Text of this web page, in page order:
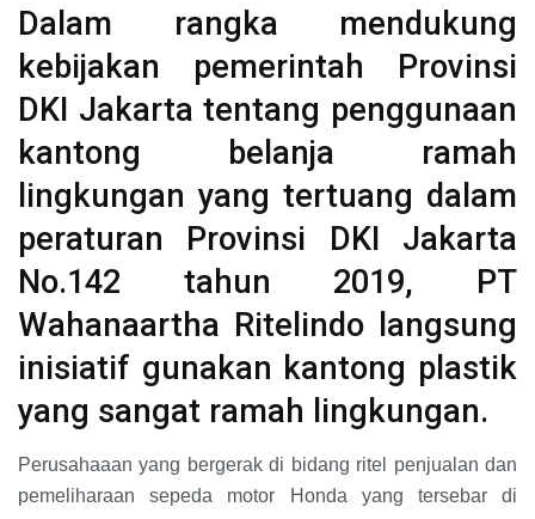
Dalam rangka mendukung
kebijakan pemerintah Provinsi
DKI Jakarta tentang penggunaan
kantong belanja ramah
lingkungan yang tertuang dalam
peraturan Provinsi DKI Jakarta
No.142 tahun 2019, PT
Wahanaartha Ritelindo langsung
inisiatif gunakan kantong plastik
yang sangat ramah lingkungan.
Perusahaaan yang bergerak di bidang ritel penjualan dan
pemeliharaan sepeda motor Honda yang tersebar di